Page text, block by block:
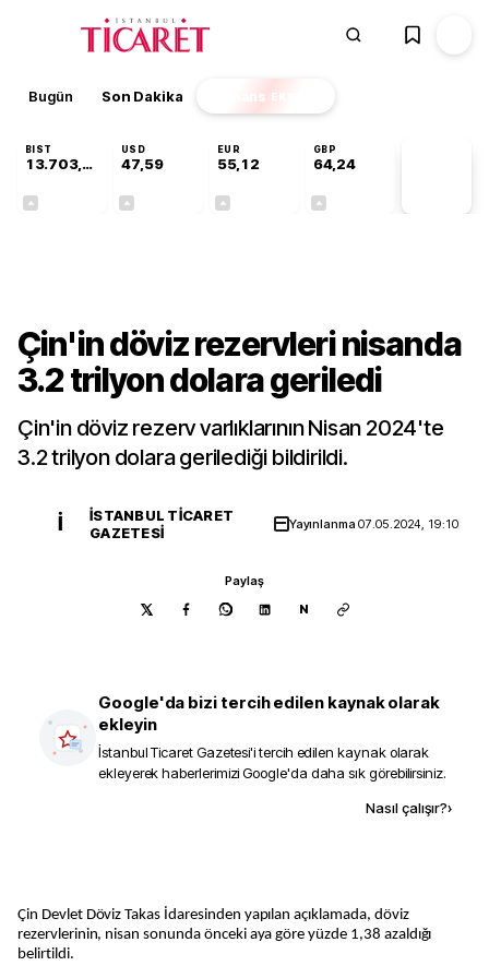
Bugün Son Dakika Finans EKSTRA
BIST
13.703,13
USD
47,59
EUR
55,12
GBP
64,24
Çin'in döviz rezervleri nisanda
3.2 trilyon dolara geriledi
Çin'in döviz rezerv varlıklarının Nisan 2024'te
3.2 trilyon dolara gerilediği bildirildi.
İ
İSTANBUL TICARET
GAZETESI
Yayınlanma07.05.2024, 19:10
Paylaş
N
Google'da bizi tercih edilen kaynak olarak
ekleyin
İstanbul Ticaret Gazetesi'i tercih edilen kaynak olarak
ekleyerek haberlerimizi Google'da daha sık görebilirsiniz.
Nasıl çalışır?›
Çin Devlet Döviz Takas İdaresinden yapılan açıklamada, döviz
rezervlerinin, nisan sonunda önceki aya göre yüzde 1,38 azaldığı
belirtildi.